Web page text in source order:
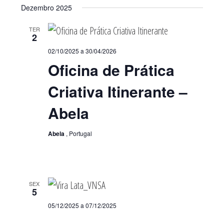
pesquisa
data.
Dezembro 2025
TER
2
Oficina de Prática
Criativa Itinerante –
Abela
02/10/2025 a 30/04/2026
Abela , Portugal
SEX
5
05/12/2025 a 07/12/2025